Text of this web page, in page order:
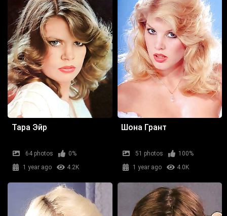
Тара Эйр
64 photos
0%
1 year ago
4.2K
Шона Грант
51 photos
100%
1 year ago
4.0K